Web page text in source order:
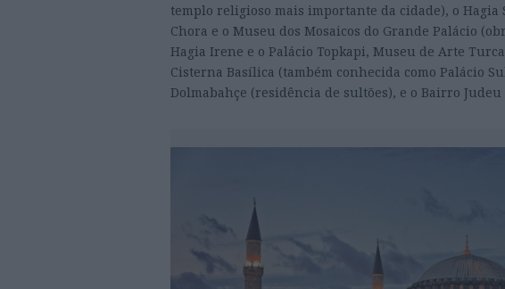
templo religioso mais importante da cidade), o Hagia
Chora e o Museu dos Mosaicos do Grande Palácio
Hagia Irene e o Palácio Topkapi, Museu de Arte
Cisterna Basílica (também conhecida como Palácio
Dolmabahçe (residência de sultões), e o Bairro